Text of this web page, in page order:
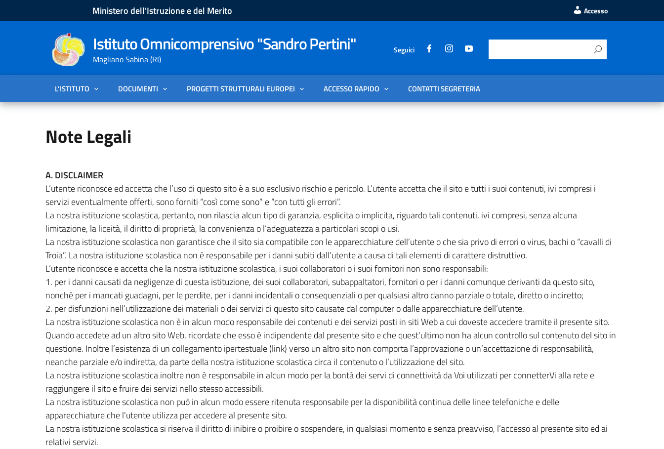
Ministero dell'Istruzione e del Merito Accesso
Istituto Omnicomprensivo "Sandro Pertini"
Magliano Sabina (RI)
Seguici
L’ISTITUTO DOCUMENTI PROGETTI STRUTTURALI EUROPEI ACCESSO RAPIDO CONTATTI SEGRETERIA
Note Legali
A. DISCLAIMER
L’utente riconosce ed accetta che l’uso di questo sito è a suo esclusivo rischio e pericolo. L’utente accetta che il sito e tutti i suoi contenuti, ivi compresi i
servizi eventualmente offerti, sono forniti “così come sono” e “con tutti gli errori”.
La nostra istituzione scolastica, pertanto, non rilascia alcun tipo di garanzia, esplicita o implicita, riguardo tali contenuti, ivi compresi, senza alcuna
limitazione, la liceità, il diritto di proprietà, la convenienza o l’adeguatezza a particolari scopi o usi.
La nostra istituzione scolastica non garantisce che il sito sia compatibile con le apparecchiature dell’utente o che sia privo di errori o virus, bachi o “cavalli di
Troia”. La nostra istituzione scolastica non è responsabile per i danni subiti dall’utente a causa di tali elementi di carattere distruttivo.
L’utente riconosce e accetta che la nostra istituzione scolastica, i suoi collaboratori o i suoi fornitori non sono responsabili:
1. per i danni causati da negligenze di questa istituzione, dei suoi collaboratori, subappaltatori, fornitori o per i danni comunque derivanti da questo sito,
nonchè per i mancati guadagni, per le perdite, per i danni incidentali o consequenziali o per qualsiasi altro danno parziale o totale, diretto o indiretto;
2. per disfunzioni nell’utilizzazione dei materiali o dei servizi di questo sito causate dal computer o dalle apparecchiature dell’utente.
La nostra istituzione scolastica non è in alcun modo responsabile dei contenuti e dei servizi posti in siti Web a cui doveste accedere tramite il presente sito.
Quando accedete ad un altro sito Web, ricordate che esso è indipendente dal presente sito e che quest’ultimo non ha alcun controllo sul contenuto del sito in
questione. Inoltre l’esistenza di un collegamento ipertestuale (link) verso un altro sito non comporta l’approvazione o un’accettazione di responsabilità,
neanche parziale e/o indiretta, da parte della nostra istituzione scolastica circa il contenuto o l’utilizzazione del sito.
La nostra istituzione scolastica inoltre non è responsabile in alcun modo per la bontà dei servi di connettività da Voi utilizzati per connetterVi alla rete e
raggiungere il sito e fruire dei servizi nello stesso accessibili.
La nostra istituzione scolastica non può in alcun modo essere ritenuta responsabile per la disponibilità continua delle linee telefoniche e delle
apparecchiature che l’utente utilizza per accedere al presente sito.
La nostra istituzione scolastica si riserva il diritto di inibire o proibire o sospendere, in qualsiasi momento e senza preavviso, l’accesso al presente sito ed ai
relativi servizi.